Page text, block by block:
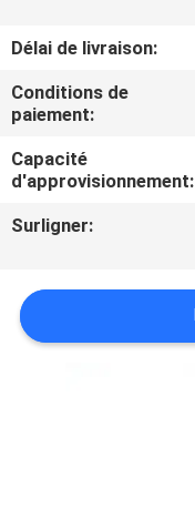
QUALITÉ
CONTACTEZ-
NOUS
DEMANDEZ
CITATION
Délai de livraison:
Conditions de
paiement:
Capacité
d'approvisionnement:
Surligner: